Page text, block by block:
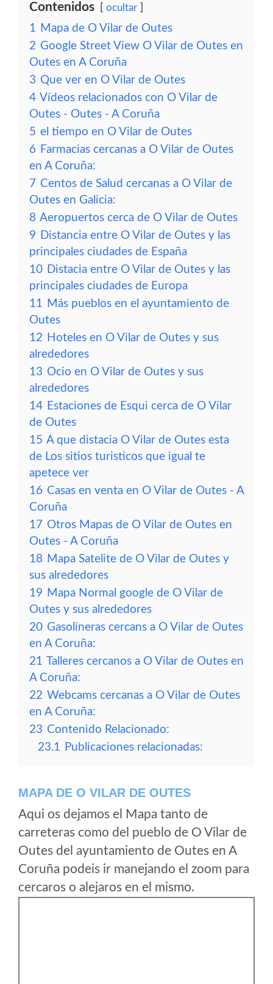
Contenidos ocultar
1 Mapa de O Vilar de Outes
2 Google Street View O Vilar de Outes en
Outes en A Coruña
3 Que ver en O Vilar de Outes
4 Vídeos relacionados con O Vilar de
Outes - Outes - A Coruña
5 el tiempo en O Vilar de Outes
6 Farmacias cercanas a O Vilar de Outes
en A Coruña:
7 Centos de Salud cercanas a O Vilar de
Outes en Galicia:
8 Aeropuertos cerca de O Vilar de Outes
9 Distancia entre O Vilar de Outes y las
principales ciudades de España
10 Distacia entre O Vilar de Outes y las
principales ciudades de Europa
11 Más pueblos en el ayuntamiento de
Outes
12 Hoteles en O Vilar de Outes y sus
alrededores
13 Ocio en O Vilar de Outes y sus
alrededores
14 Estaciones de Esqui cerca de O Vilar
de Outes
15 A que distacia O Vilar de Outes esta
de Los sitios turisticos que igual te
apetece ver
16 Casas en venta en O Vilar de Outes - A
Coruña
17 Otros Mapas de O Vilar de Outes en
Outes - A Coruña
18 Mapa Satelite de O Vilar de Outes y
sus alrededores
19 Mapa Normal google de O Vilar de
Outes y sus alrededores
20 Gasolineras cercans a O Vilar de Outes
en A Coruña:
21 Talleres cercanos a O Vilar de Outes en
A Coruña:
22 Webcams cercanas a O Vilar de Outes
en A Coruña:
23 Contenido Relacionado:
23.1 Publicaciones relacionadas:
MAPA DE O VILAR DE OUTES
Aqui os dejamos el Mapa tanto de
carreteras como del pueblo de O Vilar de
Outes del ayuntamiento de Outes en A
Coruña podeis ir manejando el zoom para
cercaros o alejaros en el mismo.